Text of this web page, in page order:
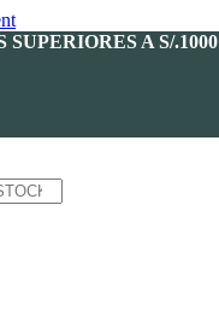
A S/.1000